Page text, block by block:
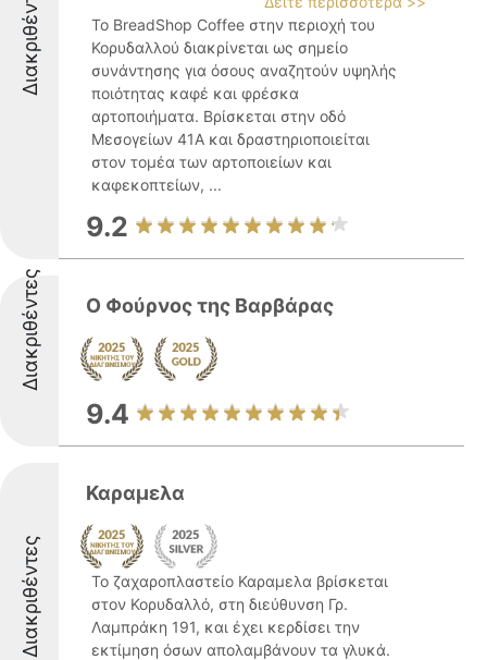
Διακριθέντες
Το BreadShop Coffee στην περιοχή του
Κορυδαλλού διακρίνεται ως σημείο
συνάντησης για όσους αναζητούν υψηλής
ποιότητας καφέ και φρέσκα
αρτοποιήματα. Βρίσκεται στην οδό
Μεσογείων 41Α και δραστηριοποιείται
στον τομέα των αρτοποιείων και
καφεκοπτείων, ...
9.2
Διακριθέντες Ο Φούρνος της Βαρβάρας
9.4
Διακριθέντες
Καραμελα
Το ζαχαροπλαστείο Καραμελα βρίσκεται
στον Κορυδαλλό, στη διεύθυνση Γρ.
Λαμπράκη 191, και έχει κερδίσει την
εκτίμηση όσων απολαμβάνουν τα γλυκά.